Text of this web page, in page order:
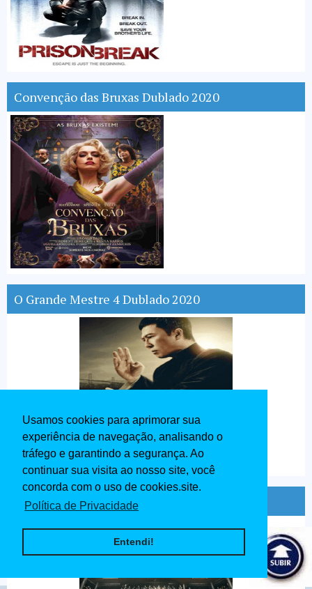
Usamos cookies para aprimorar sua
experiência de navegação, analisando o
tráfego e garantindo a segurança. Ao
continuar sua visita ao nosso site, você
concorda com o uso de cookies.site.
Política de Privacidade
Entendi!
Convenção das Bruxas Dublado 2020
O Grande Mestre 4 Dublado 2020
Ip Man O Mestre do Kung Fu Dublado 2020